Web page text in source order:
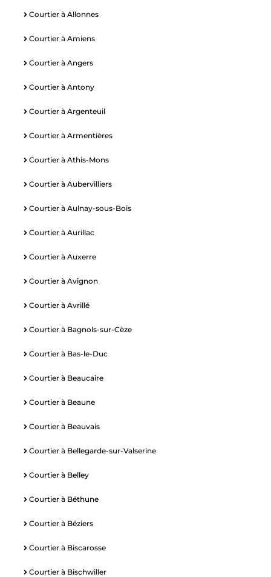
Courtier à Allonnes
Courtier à Amiens
Courtier à Angers
Courtier à Antony
Courtier à Argenteuil
Courtier à Armentières
Courtier à Athis-Mons
Courtier à Aubervilliers
Courtier à Aulnay-sous-Bois
Courtier à Aurillac
Courtier à Auxerre
Courtier à Avignon
Courtier à Avrillé
Courtier à Bagnols-sur-Cèze
Courtier à Bas-le-Duc
Courtier à Beaucaire
Courtier à Beaune
Courtier à Beauvais
Courtier à Bellegarde-sur-Valserine
Courtier à Belley
Courtier à Béthune
Courtier à Béziers
Courtier à Biscarosse
Courtier à Bischwiller